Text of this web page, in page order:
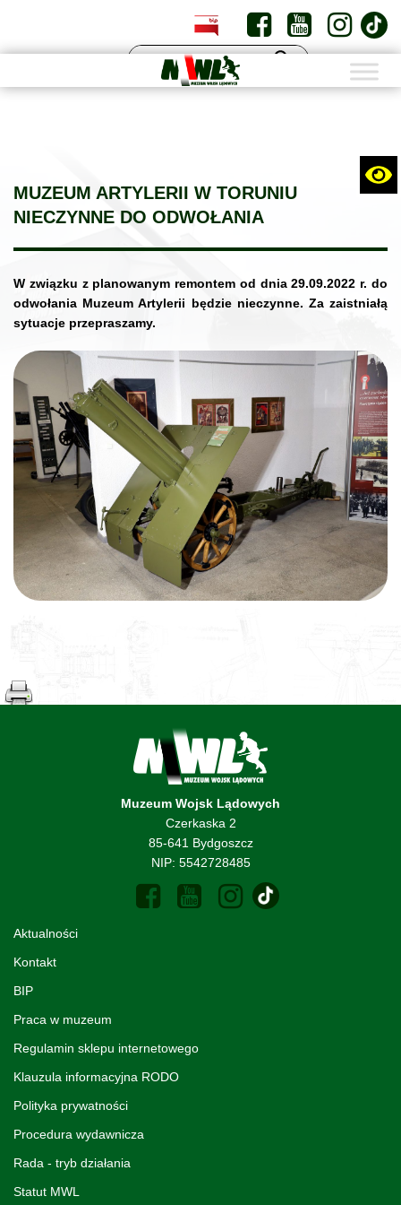
PL EN
MUZEUM ARTYLERII W TORUNIU
NIECZYNNE DO ODWOŁANIA
W związku z planowanym remontem od dnia 29.09.2022 r. do
odwołania Muzeum Artylerii będzie nieczynne. Za zaistniałą
sytuacje przepraszamy.
Muzeum Wojsk Lądowych
Czerkaska 2
85-641 Bydgoszcz
NIP: 5542728485
Aktualności
Kontakt
BIP
Praca w muzeum
Regulamin sklepu internetowego
Klauzula informacyjna RODO
Polityka prywatności
Procedura wydawnicza
Rada - tryb działania
Statut MWL